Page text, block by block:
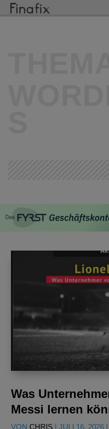
Was
Messi lernen
VONCHRIS |JULI 16, 2026 |